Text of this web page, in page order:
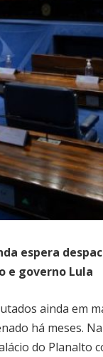
espera
e governo Lula
ainda em
há meses.
do Planalto